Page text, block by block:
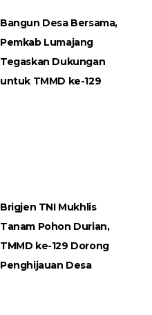
Bangun Desa Bersama,
Pemkab Lumajang
Tegaskan Dukungan
untuk TMMD ke-129
Brigjen TNI Mukhlis
Tanam Pohon Durian,
TMMD ke-129 Dorong
Penghijauan Desa